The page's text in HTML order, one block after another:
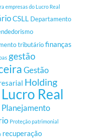
empresas do Lucro Real
CSLL Departamento
tributáriofinanças
gestão
Gestão
Holding
Lucro Real
Planejamento
Proteção patrimonial
recuperação